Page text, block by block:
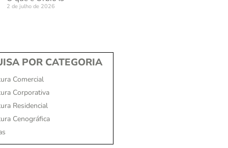
2 de julho de 2026
POR CATEGORIA
Comercial
Corporativa
Residencial
Cenográfica